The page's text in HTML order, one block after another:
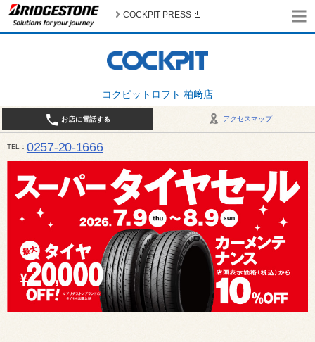
コクピットロフト 柏﨑店
COCKPIT PRESS
アクセスマップ
お店に電話する
TEL 0257-20-1666
平日・土・祝 10:00〜19:00 日曜日（春・秋除く）10:00～18:00 / 定休日：火曜日（1月から2
は月曜日・火曜日お休み）